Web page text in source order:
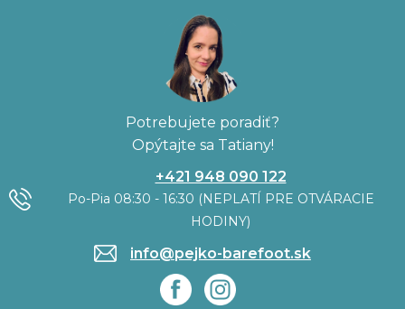
Potrebujete poradiť?
Opýtajte sa Tatiany!
+421 948 090 122
Po-Pia 08:30 - 16:30 (NEPLATÍ PRE OTVÁRACIE
HODINY)
info@pejko-barefoot.sk